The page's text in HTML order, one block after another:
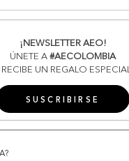
¡NEWSLETTER AEO!
ÚNETE A#AECOLOMBIA
RECIBE UN REGALO ESPECIAL
SUSCRIBIRSE